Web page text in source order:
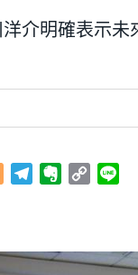
介明確表示
BloggerTelegramEvernote
Copy